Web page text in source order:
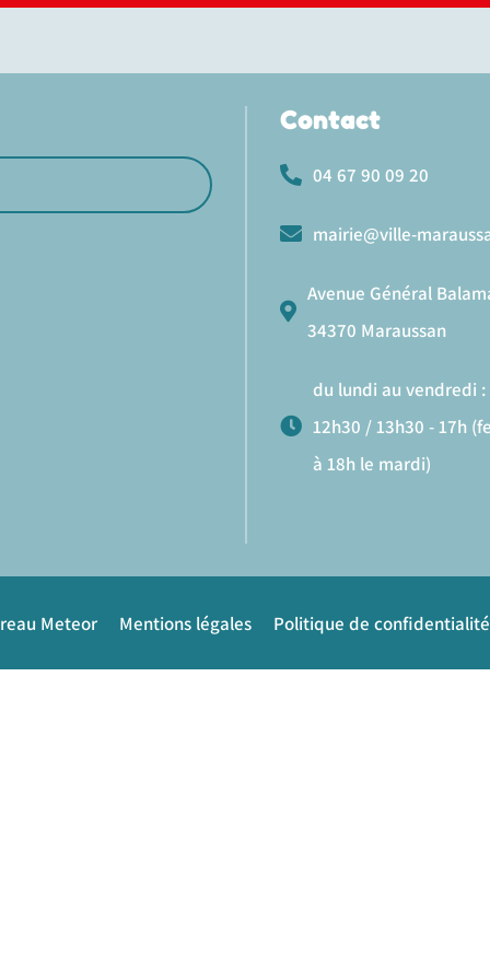
Contact
04 67 90 09 20
mairie@ville-
Avenue Général
34370 Maraussan
du lundi au vendredi :
12h30 / 13h30 - 17h
à 18h le mardi)
Meteor Mentions légales Politique de confidentialité